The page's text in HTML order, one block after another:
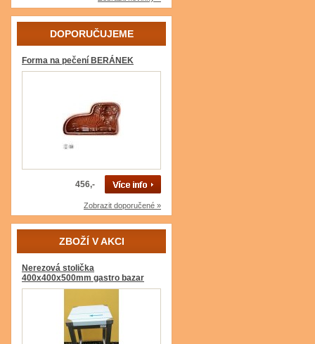
DOPORUČUJEME
Forma na pečení BERÁNEK
456,-
Zobrazit doporučené »
ZBOŽÍ V AKCI
Nerezová stolička
400x400x500mm gastro bazar